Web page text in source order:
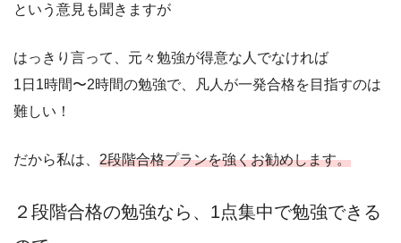
という意見も聞きますが
はっきり言って、元々勉強が得意な人でなければ
1日1時間〜2時間の勉強で、凡人が一発合格を目指すのは
難しい！
だから私は、 2段階合格プランを強くお勧めします。
２段階合格の勉強なら、1点集中で勉強できる